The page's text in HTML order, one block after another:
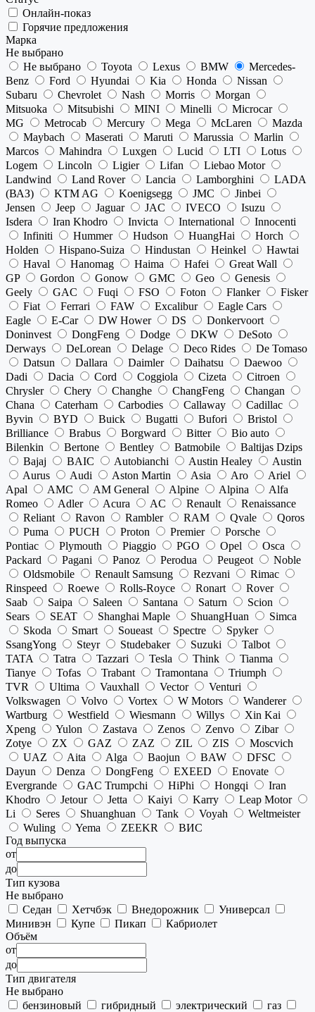
Онлайн-показ
Горячие предложения
Марка
Не выбрано
Не выбрано
Toyota Lexus BMW
Mercedes-
Benz
Ford Hyundai Kia Honda
Nissan
Subaru
Chevrolet Nash Morris
Morgan
Mitsuoka
Mitsubishi MINI Minelli
Microcar
MG
Metrocab Mercury Mega McLaren
Mazda
Maybach
Maserati Maruti Marussia
Marlin
Marcos
Mahindra Luxgen Lucid LTI
Lotus
Logem
Lincoln Ligier Lifan
Liebao Motor
Landwind
Land Rover Lancia Lamborghini
LADA
(ВАЗ)
KTM AG Koenigsegg JMC
Jinbei
Jensen
Jeep Jaguar JAC IVECO
Isuzu
Isdera
Iran Khodro Invicta International
Innocenti
Infiniti
Hummer Hudson HuangHai
Horch
Holden
Hispano-Suiza Hindustan Heinkel
Hawtai
Haval
Hanomag Haima Hafei
Great Wall
GP
Gordon Gonow GMC Geo
Genesis
Geely
GAC Fuqi FSO Foton Flanker
Fisker
Fiat
Ferrari FAW Excalibur
Eagle Cars
Eagle
E-Car DW Hower DS
Donkervoort
Doninvest
DongFeng Dodge DKW
DeSoto
Derways
DeLorean Delage Deco Rides
De Tomaso
Datsun
Dallara Daimler Daihatsu
Daewoo
Dadi
Dacia Cord Coggiola Cizeta
Citroen
Chrysler
Chery Changhe ChangFeng
Changan
Chana
Caterham Carbodies Callaway
Cadillac
Byvin
BYD Buick Bugatti Bufori
Bristol
Brilliance
Brabus Borgward Bitter
Bio auto
Bilenkin
Bertone Bentley Batmobile
Baltijas Dzips
Bajaj
BAIC Autobianchi Austin Healey
Austin
Aurus
Audi Aston Martin Asia Aro
Ariel
Apal
AMC AM General Alpine Alpina
Alfa
Romeo
Adler Acura AC Renault
Renaissance
Reliant
Ravon Rambler RAM Qvale
Qoros
Puma
PUCH Proton Premier
Porsche
Pontiac
Plymouth Piaggio PGO Opel
Osca
Packard
Pagani Panoz Perodua Peugeot
Noble
Oldsmobile
Renault Samsung Rezvani
Rimac
Rinspeed
Roewe Rolls-Royce Ronart
Rover
Saab
Saipa Saleen Santana Saturn
Scion
Sears
SEAT Shanghai Maple ShuangHuan
Simca
Skoda
Smart Soueast Spectre
Spyker
SsangYong
Steyr Studebaker Suzuki
Talbot
TATA
Tatra Tazzari Tesla Think
Tianma
Tianye
Tofas Trabant Tramontana
Triumph
TVR
Ultima Vauxhall Vector
Venturi
Volkswagen
Volvo Vortex W Motors
Wanderer
Wartburg
Westfield Wiesmann Willys
Xin Kai
Xpeng
Yulon Zastava Zenos Zenvo
Zibar
Zotye
ZX GAZ ZAZ ZIL ZIS
Moscvich
UAZ
Aita Alga Baojun BAW
DFSC
Dayun
Denza DongFeng EXEED
Enovate
Evergrande
GAC Trumpchi HiPhi Hongqi
Iran
Khodro
Jetour Jetta Kaiyi Karry
Leap Motor
Li
Seres Shuanghuan Tank Voyah
Weltmeister
Wuling
Yema ZEEKR
ВИС
Год выпуска
от
до
Тип кузова
Не выбрано
Седан
Хетчбэк Внедорожник
Универсал
Минивэн
Купе Пикап
Кабриолет
Объём
от
до
Тип двигателя
Не выбрано
бензиновый
гибридный электрический
газ